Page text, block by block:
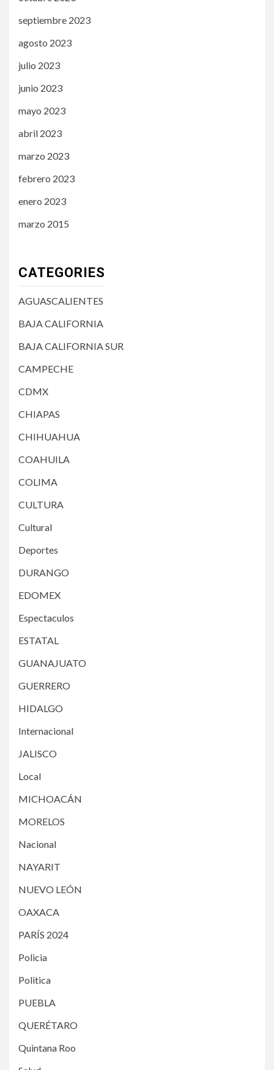
septiembre 2023
agosto 2023
julio 2023
junio 2023
mayo 2023
abril 2023
marzo 2023
febrero 2023
enero 2023
marzo 2015
CATEGORIES
AGUASCALIENTES
BAJA CALIFORNIA
BAJA CALIFORNIA SUR
CAMPECHE
CDMX
CHIAPAS
CHIHUAHUA
COAHUILA
COLIMA
CULTURA
Cultural
Deportes
DURANGO
EDOMEX
Espectaculos
ESTATAL
GUANAJUATO
GUERRERO
HIDALGO
Internacional
JALISCO
Local
MICHOACÁN
MORELOS
Nacional
NAYARIT
NUEVO LEÓN
OAXACA
PARÍS 2024
Policia
Politica
PUEBLA
QUERÉTARO
Quintana Roo